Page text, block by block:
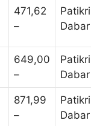
471,62
–
Dabar
649,00
–
Dabar
871,99
–
Dabar